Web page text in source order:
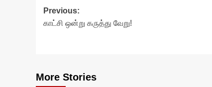
Post
navigation
Previous:
காட்சி ஒன்று கருத்து வேறு!
More Stories